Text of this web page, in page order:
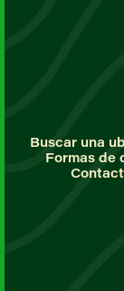
Buscar una
Formas de